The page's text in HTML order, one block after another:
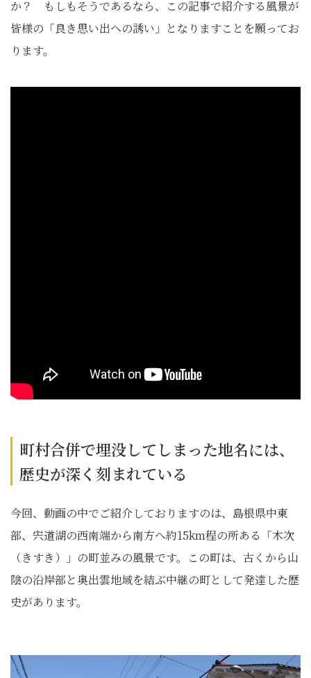
か？ もしもそうであるなら、この記事で紹介する風景が
皆様の「良き思い出への誘い」となりますことを願ってお
ります。
町村合併で埋没してしまった地名には、
歴史が深く刻まれている
今回、動画の中でご紹介しておりますのは、島根県中東
部、宍道湖の西南端から南方へ約15km程の所ある「木次
（きすき）」の町並みの風景です。この町は、古くから山
陰の沿岸部と奥出雲地域を結ぶ中継の町として発達した歴
史があります。